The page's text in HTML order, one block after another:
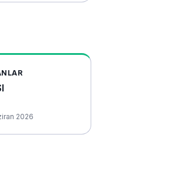
2026